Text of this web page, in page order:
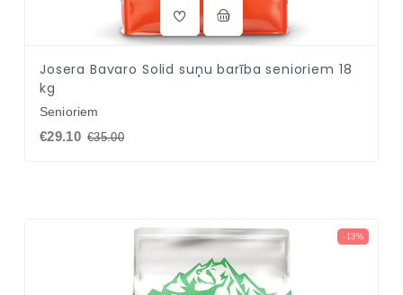
Josera Bavaro Solid suņu barība senioriem 18
kg
Senioriem
€29.10 €35.00
-13%